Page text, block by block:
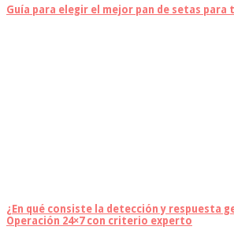
Guía para elegir el mejor pan de setas para
¿En qué consiste la detección y respuesta
Operación 24×7 con criterio experto